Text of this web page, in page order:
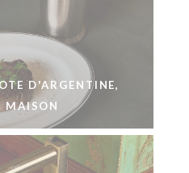
D'ARGENTINE,
MAISON